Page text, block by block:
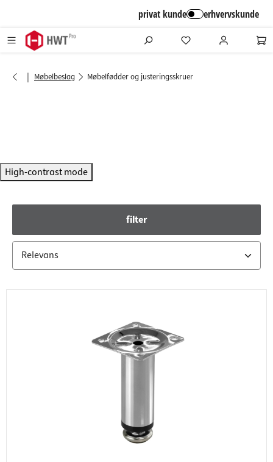
privat kunde erhvervskunde
| Møbelbeslag Møbelfødder og justeringsskruer
High-contrast mode
filter